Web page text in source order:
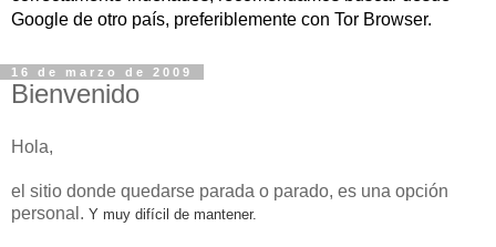
Google de otro país, preferiblemente con Tor Browser.
16 de marzo de 2009
Bienvenido
Hola,
el sitio donde quedarse parada o parado, es una opción
personal. Y muy difícil de mantener.